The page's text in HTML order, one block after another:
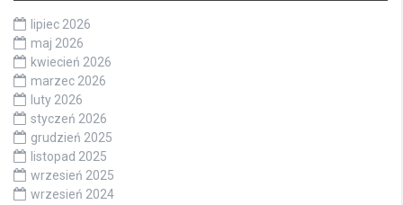
lipiec 2026
maj 2026
kwiecień 2026
marzec 2026
luty 2026
styczeń 2026
grudzień 2025
listopad 2025
wrzesień 2025
wrzesień 2024